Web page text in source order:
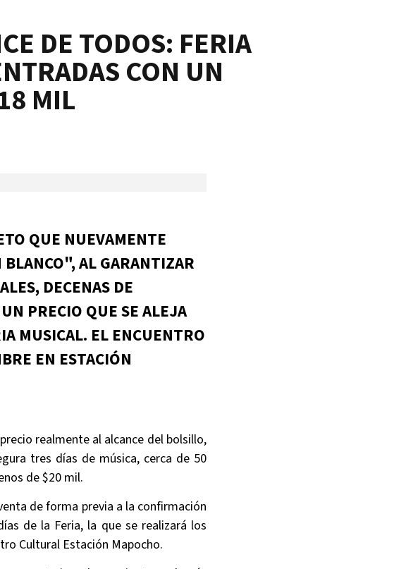
DE TODOS: FERIA
CON UN
MIL
QUE NUEVAMENTE
AL GARANTIZAR
DECENAS DE
PRECIO QUE SE ALEJA
MUSICAL. EL ENCUENTRO
EN ESTACIÓN
realmente al alcance del bolsillo,
tres días de música, cerca de 50
de $20 mil.
de forma previa a la confirmación
de la Feria, la que se realizará los
Cultural Estación Mapocho.